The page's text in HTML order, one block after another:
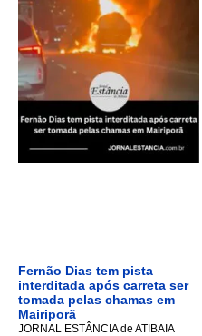
Fernão Dias tem pista
interditada após carreta ser
tomada pelas chamas em
Mairiporã
JORNAL ESTÂNCIA de ATIBAIA